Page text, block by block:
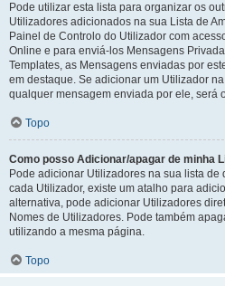
Pode utilizar esta lista para organizar os
Utilizadores adicionados na sua Lista de
Painel de Controlo do Utilizador com
Online e para enviá-los Mensagens
Templates, as Mensagens enviadas por
em destaque. Se adicionar um Utilizador
qualquer mensagem enviada por ele, será
Topo
Como posso Adicionar/apagar de minha
Pode adicionar Utilizadores na sua lista de
cada Utilizador, existe um atalho para
alternativa, pode adicionar Utilizadores
Nomes de Utilizadores. Pode também
utilizando a mesma página.
Topo